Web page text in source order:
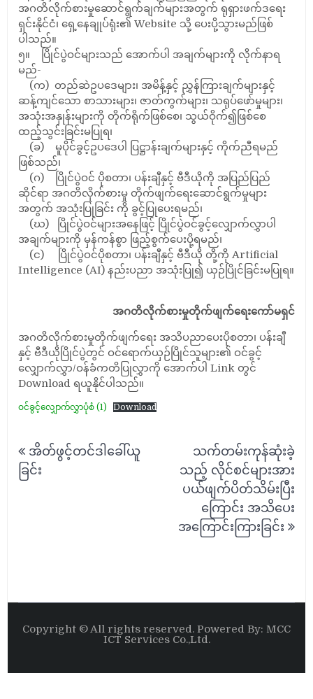
အဂတိလိုက်စားမှုဆောင်ရွက်ချက်များအတွက် ရုရှားဖက်ဒရေး
ရှင်းနိုင်ငံ၊ ရှေ့နေချုပ်ရုံး၏ Website သို့ ပေးပို့သွားမည်ဖြစ်
ပါသည်။
၅။ ပြိုင်ပွဲဝင်များသည် အောက်ပါ အချက်များကို လိုက်နာရ
မည်-
(က) တည်ဆဲဥပဒေများ၊ အမိန့်နှင့် ညွှန်ကြားချက်များနှင့်
ဆန့်ကျင်သော စာသားများ၊ ဇာတ်ကွက်များ၊ သရုပ်ဖော်မှုများ၊
အသုံးအနှုန်းများကို တိုက်ရိုက်ဖြစ်စေ၊ သွယ်ဝိုက်၍ဖြစ်စေ
ထည့်သွင်းခြင်းမပြုရ၊
(ခ) မူပိုင်ခွင့်ဥပဒေပါ ပြဋ္ဌာန်းချက်များနှင့် ကိုက်ညီရမည်
ဖြစ်သည်၊
(ဂ) ပြိုင်ပွဲဝင် ပိုစတာ၊ ပန်းချီနှင့် ဗီဒီယိုကို အပြည်ပြည်
ဆိုင်ရာ အဂတိလိုက်စားမှု တိုက်ဖျက်ရေးဆောင်ရွက်မှုများ
အတွက် အသုံးပြုခြင်း ကို ခွင့်ပြုပေးရမည်၊
(ဃ) ပြိုင်ပွဲဝင်များအနေဖြင့် ပြိုင်ပွဲဝင်ခွင့်လျှောက်လွှာပါ
အချက်များကို မှန်ကန်စွာ ဖြည့်စွက်ပေးပို့ရမည်၊
(င) ပြိုင်ပွဲဝင်ပိုစတာ၊ ပန်းချီနှင့် ဗီဒီယို တို့ကို Artificial
Intelligence (AI) နည်းပညာ အသုံးပြု၍ ယှဉ်ပြိုင်ခြင်းမပြုရ။
အဂတိလိုက်စားမှုတိုက်ဖျက်ရေးကော်မရှင်
အဂတိလိုက်စားမှုတိုက်ဖျက်ရေး အသိပညာပေးပိုစတာ၊ ပန်းချီ
နှင့် ဗီဒီယိုပြိုင်ပွဲတွင် ဝင်ရောက်ယှဉ်ပြိုင်သူများ၏ ဝင်ခွင့်
လျှောက်လွှာ/ဝန်ခံကတိပြုလွှာကို အောက်ပါ Link တွင်
Download ရယူနိုင်ပါသည်။
ဝင်ခွင့်လျှောက်လွှာပုံစံ (1) Download
Post
navigation
အိတ်ဖွင့်တင်ဒါခေါ်ယူ
ခြင်း
သက်တမ်းကုန်ဆုံးခဲ့
သည့် လိုင်စင်များအား
ပယ်ဖျက်ပိတ်သိမ်းပြီး
ကြောင်း အသိပေး
အကြောင်းကြားခြင်း
Copyright © All rights reserved. Powered By: MCC
ICT Services Co.,Ltd.